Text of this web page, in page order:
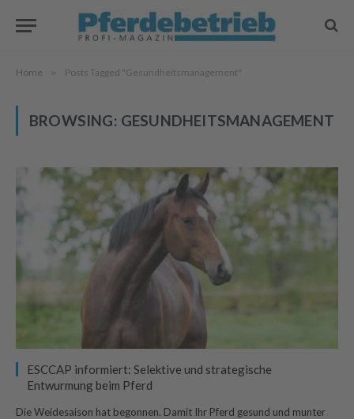
Home » Posts Tagged "Gesundheitsmanagement"
BROWSING: GESUNDHEITSMANAGEMENT
ESCCAP informiert: Selektive und strategische
Entwurmung beim Pferd
Die Weidesaison hat begonnen. Damit Ihr Pferd gesund und munter